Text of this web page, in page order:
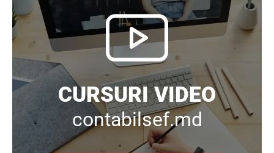
CURSURI VIDEO
contabilsef.md